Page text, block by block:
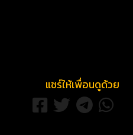
แชร์ให้เพื่อนดูด้วย